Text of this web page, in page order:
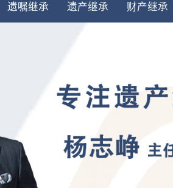
遗嘱继承 遗产继承 财产继承